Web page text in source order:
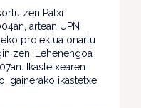
zen Patxi
artean UPN
proiektua onartu
zen. Lehenengoa
Ikastetxearen
gainerako ikastetxe